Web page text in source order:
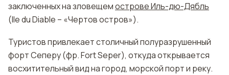
заключенных на зловещемострове Иль-дю-Дябль
(Ile du Diable – «Чертов остров»).
Туристов привлекает столичный полуразрушенный
форт Сеперу (фр. Fort Seper), откуда открывается
восхитительный вид на город, морской порт и реку.